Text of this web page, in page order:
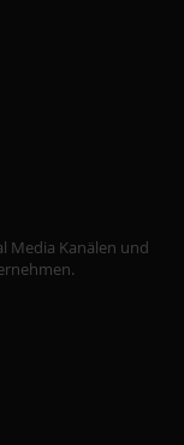
Media Kanälen und